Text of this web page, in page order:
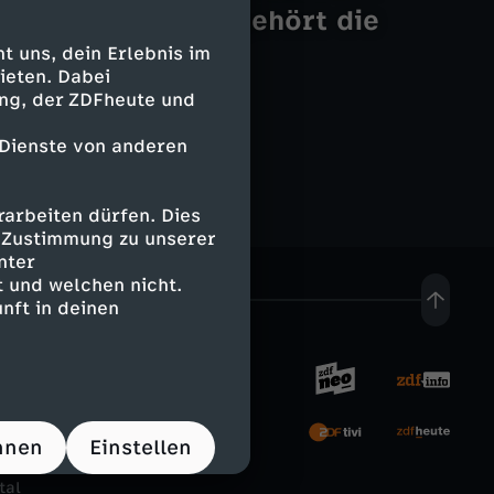
uns, dein Erlebnis im
Dabei
der ZDFheute und
von anderen
dürfen. Dies
zu unserer
und welchen nicht.
in deinen
Einstellen
Urban Art: Wem gehört die
Stadt?
Schrott or not